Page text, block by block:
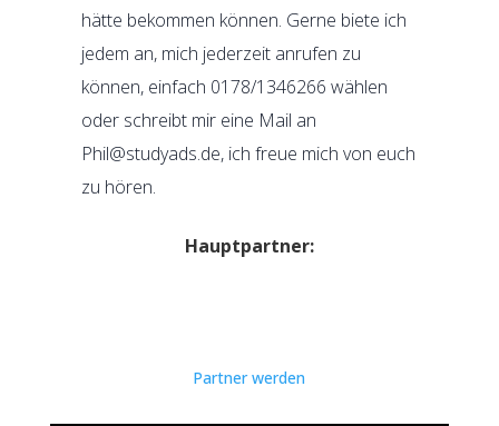
hätte bekommen können. Gerne biete ich
jedem an, mich jederzeit anrufen zu
können, einfach 0178/1346266 wählen
oder schreibt mir eine Mail an
Phil@studyads.de, ich freue mich von euch
zu hören.
Hauptpartner:
Partner werden